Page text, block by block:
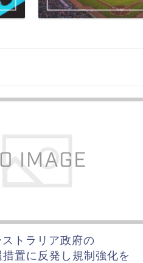
トラリア政府の
置に反発し規制強化を